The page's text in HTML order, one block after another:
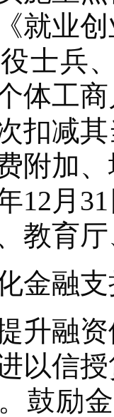
就业
士兵
体工
扣减
附加
12月
教育
融支
融资
以信
鼓励